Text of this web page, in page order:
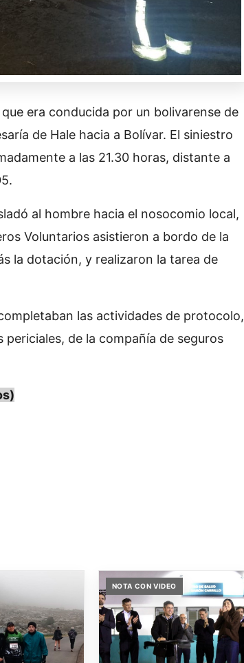
era conducida por un bolivarense de
de Hale hacia a Bolívar. El siniestro
a las 21.30 horas, distante a
al hombre hacia el nosocomio local,
Voluntarios asistieron a bordo de la
la dotación, y realizaron la tarea de
las actividades de protocolo,
de la compañía de seguros
NOTA CON VIDEO